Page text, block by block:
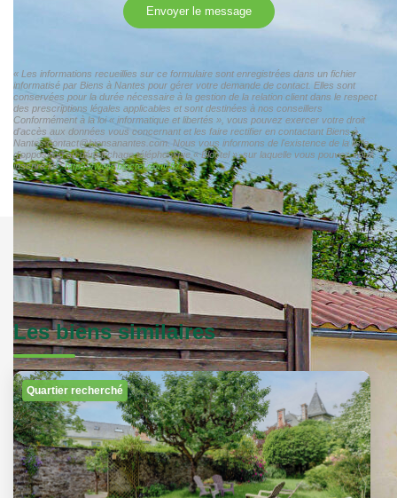
Envoyer le message
« Les informations recueillies sur ce formulaire sont enregistrées dans un fichier
informatisé par Biens à Nantes pour gérer votre demande de contact. Elles sont
conservées pour la durée nécessaire à la gestion de la relation client dans le respect
des prescriptions légales applicables et sont destinées à nos conseillers
Conformément à la loi « informatique et libertés », vous pouvez exercer votre droit
d'accès aux données vous concernant et les faire rectifier en contactant Biens à
Nantes contact@biensanantes.com. Nous vous informons de l'existence de la liste
d'opposition au démarchage téléphonique « Bloctel », sur laquelle vous pouvez vous
inscrire ici :https://www.bloctel.gouv.fr/»
Les biens similaires
Quartier recherché